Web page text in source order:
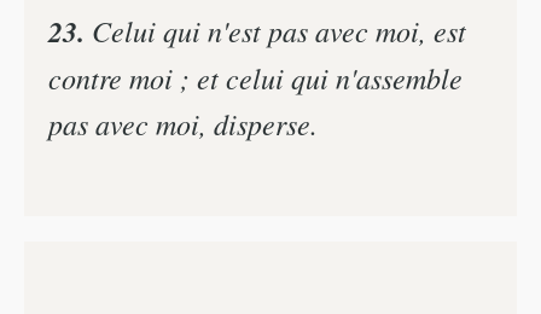
23. Celui qui n'est pas avec moi, est
contre moi ; et celui qui n'assemble
pas avec moi, disperse.